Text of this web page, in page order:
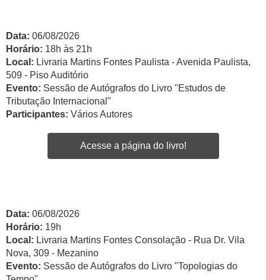
Data: 06/08/2026
Horário: 18h às 21h
Local: Livraria Martins Fontes Paulista - Avenida Paulista,
509 - Piso Auditório
Evento: Sessão de Autógrafos do Livro "Estudos de
Tributação Internacional"
Participantes: Vários Autores
Acesse a página do livro!
Data: 06/08/2026
Horário: 19h
Local: Livraria Martins Fontes Consolação - Rua Dr. Vila
Nova, 309 - Mezanino
Evento: Sessão de Autógrafos do Livro "Topologias do